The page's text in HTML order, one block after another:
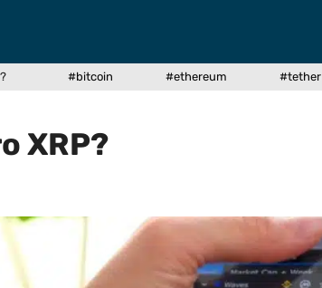
#bitcoin #ethereum #tether
XRP?